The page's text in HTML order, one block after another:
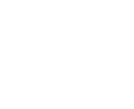
testo